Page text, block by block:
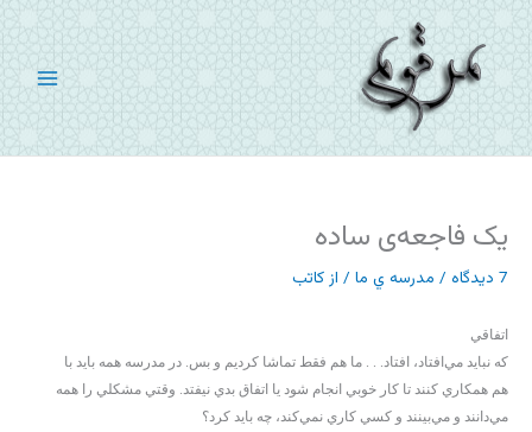
پرش
به
محتوا
یک فاجعه‌ی ساده
7 دیدگاه / مدرسه ي ما / از کاتب
اتفاقي
كه نبايد مي‌افتاد، افتاد. . . ما هم فقط تماشا كرديم و بس. در مدرسه همه بايد با
هم همكاري كنند تا كار خوبي انجام شود يا اتفاق بدي نيفتد. وقتي مشكلي را همه
مي‌دانند و مي‌بينند و كسي كاري نمي‌كند، چه بايد كرد؟